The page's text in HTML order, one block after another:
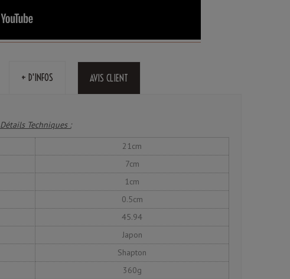
+ D'INFOS AVIS CLIENT
Détails Techniques :
21cm
7cm
1cm
0.5cm
45.94
Japon
Shapton
360g